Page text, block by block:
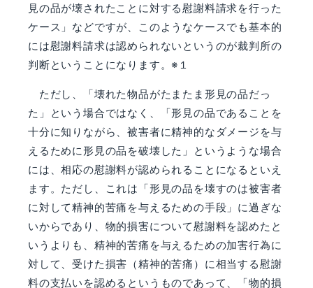
見の品が壊されたことに対する慰謝料請求を行った
ケース」などですが、このようなケースでも基本的
には慰謝料請求は認められないというのが裁判所の
判断ということになります。※１
ただし、「壊れた物品がたまたま形見の品だっ
た」という場合ではなく、「形見の品であることを
十分に知りながら、被害者に精神的なダメージを与
えるために形見の品を破壊した」というような場合
には、相応の慰謝料が認められることになるといえ
ます。ただし、これは「形見の品を壊すのは被害者
に対して精神的苦痛を与えるための手段」に過ぎな
いからであり、物的損害について慰謝料を認めたと
いうよりも、精神的苦痛を与えるための加害行為に
対して、受けた損害（精神的苦痛）に相当する慰謝
料の支払いを認めるというものであって、「物的損